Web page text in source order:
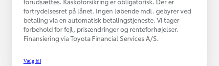
fortrydelsesret på lånet. Ingen løbende mdl. gebyrer ved
betaling via en automatisk betalingstjeneste. Vi tager
forbehold for fejl, prisændringer og renteforhøjelser.
Finansiering via Toyota Financial Services A/S.
Vælg bil